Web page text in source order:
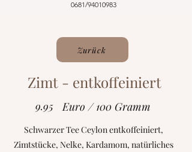
0681/94010983
Zurück
Zimt - entkoffeiniert
9.95 Euro / 100 Gramm
Schwarzer Tee Ceylon entkoffeiniert,
Zimtstücke, Nelke, Kardamom, natürliches